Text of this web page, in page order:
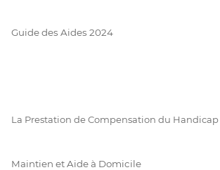
Guide des Aides 2024
La Prestation de Compensation du Handicap
Maintien et Aide à Domicile